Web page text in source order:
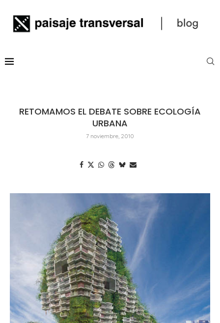
RETOMAMOS EL DEBATE SOBRE ECOLOGÍA
URBANA
7 noviembre, 2010